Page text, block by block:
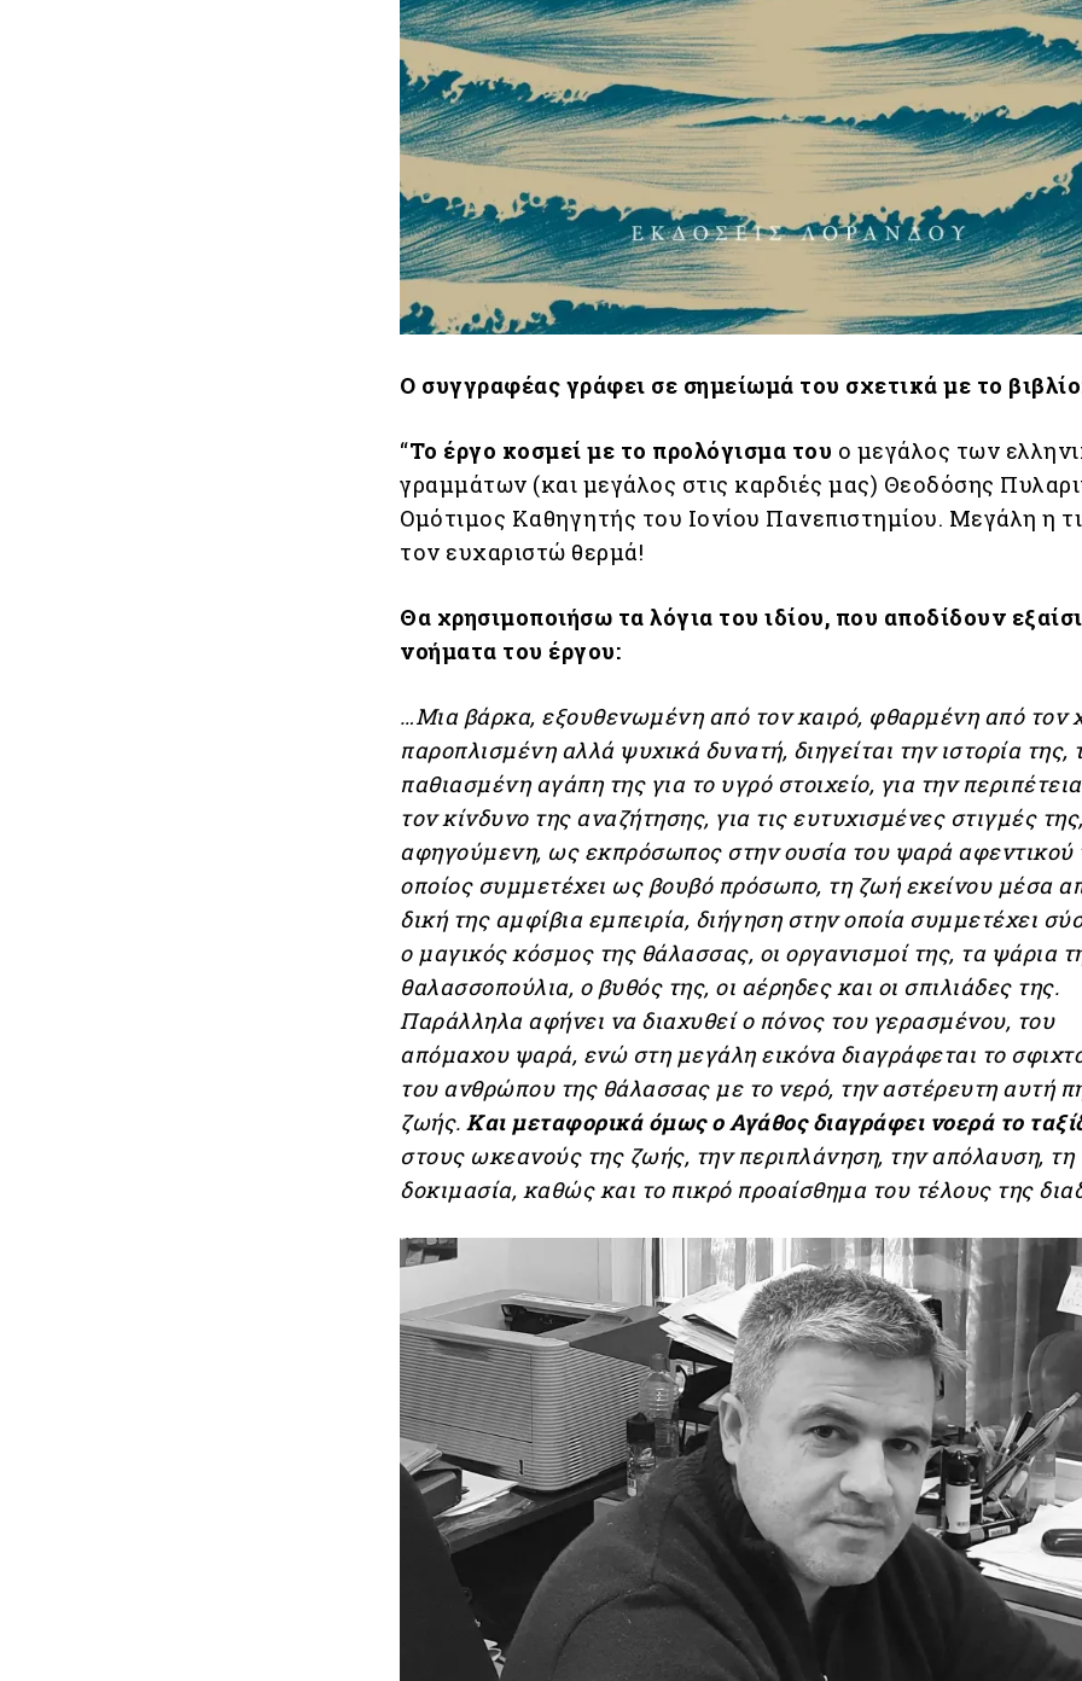
Ο συγγραφέας γράφει σε σημείωμά του σχετικά με το
“Το έργο κοσμεί με το προλόγισμα του ο μεγάλος των
γραμμάτων (και μεγάλος στις καρδιές μας) Θεοδόσης
Ομότιμος Καθηγητής του Ιονίου Πανεπιστημίου. Μεγάλη η
τον ευχαριστώ θερμά!
Θα χρησιμοποιήσω τα λόγια του ιδίου, που αποδίδουν
νοήματα του έργου:
…Μια βάρκα, εξουθενωμένη από τον καιρό, φθαρμένη από τον
παροπλισμένη αλλά ψυχικά δυνατή, διηγείται την ιστορία της,
παθιασμένη αγάπη της για το υγρό στοιχείο, για την
τον κίνδυνο της αναζήτησης, για τις ευτυχισμένες στιγμές της,
αφηγούμενη, ως εκπρόσωπος στην ουσία του ψαρά αφεντικού
οποίος συμμετέχει ως βουβό πρόσωπο, τη ζωή εκείνου μέσα
δική της αμφίβια εμπειρία, διήγηση στην οποία συμμετέχει
ο μαγικός κόσμος της θάλασσας, οι οργανισμοί της, τα ψάρια
θαλασσοπούλια, ο βυθός της, οι αέρηδες και οι σπιλιάδες της.
Παράλληλα αφήνει να διαχυθεί ο πόνος του γερασμένου, του
απόμαχου ψαρά, ενώ στη μεγάλη εικόνα διαγράφεται το
του ανθρώπου της θάλασσας με το νερό, την αστέρευτη αυτή
ζωής.Και μεταφορικά όμως ο Αγάθος διαγράφει νοερά το
στους ωκεανούς της ζωής, την περιπλάνηση, την απόλαυση, τη
δοκιμασία, καθώς και το πικρό προαίσθημα του τέλους της